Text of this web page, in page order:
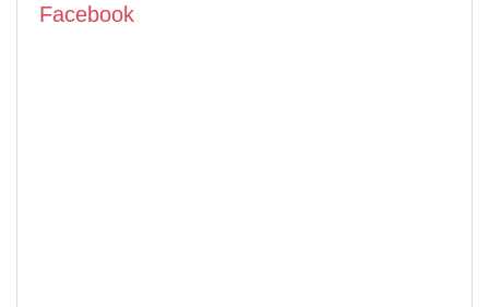
Facebook